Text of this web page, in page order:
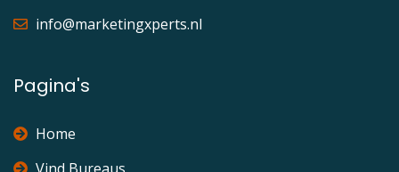
info@marketingxperts.nl
Pagina's
Home